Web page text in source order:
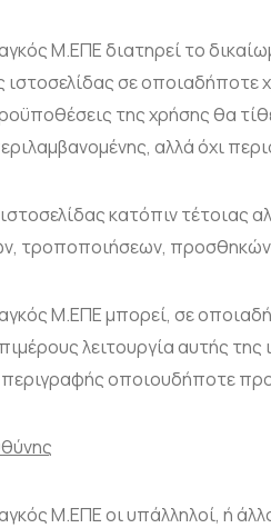
Μ.ΕΠΕ διατηρεί το
ιστοσελίδας σε
της χρήσης θα
αλλά όχι
κατόπιν τέτοιας
τροποποιήσεων,
Μ.ΕΠΕ μπορεί, σε
λειτουργία αυτής
οποιουδήποτε
Μ.ΕΠΕ οι υπάλληλοί, ή